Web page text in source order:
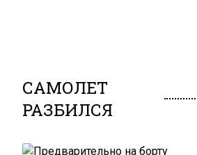
САМОЛЕТ
РАЗБИЛСЯ